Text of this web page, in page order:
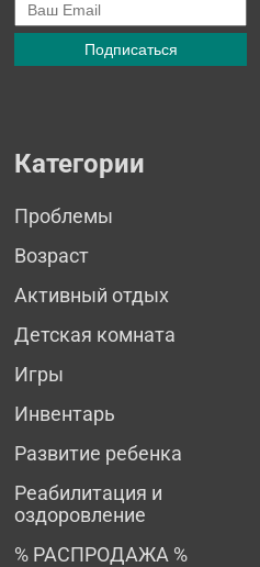
Категории
Проблемы
Возраст
Активный отдых
Детская комната
Игры
Инвентарь
Развитие ребенка
Реабилитация и
оздоровление
% РАСПРОДАЖА %